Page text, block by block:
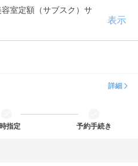
室定額（サブスク）サ
表示
詳細
指定 予約手続き